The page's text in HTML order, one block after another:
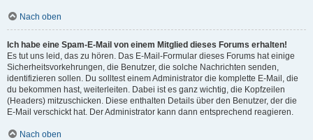
Nach oben
Ich habe eine Spam-E-Mail von einem Mitglied dieses Forums erhalten!
Es tut uns leid, das zu hören. Das E-Mail-Formular dieses Forums hat einige
Sicherheitsvorkehrungen, die Benutzer, die solche Nachrichten senden,
identifizieren sollen. Du solltest einem Administrator die komplette E-Mail, die
du bekommen hast, weiterleiten. Dabei ist es ganz wichtig, die Kopfzeilen
(Headers) mitzuschicken. Diese enthalten Details über den Benutzer, der die
E-Mail verschickt hat. Der Administrator kann dann entsprechend reagieren.
Nach oben